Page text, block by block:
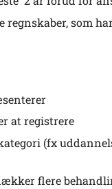
regnskaber, som
at registrere
(fx
flere